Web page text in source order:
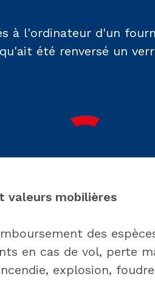
à l'ordinateur d'un
été renversé un
valeurs mobilières
des
en cas de vol, perte
explosion,